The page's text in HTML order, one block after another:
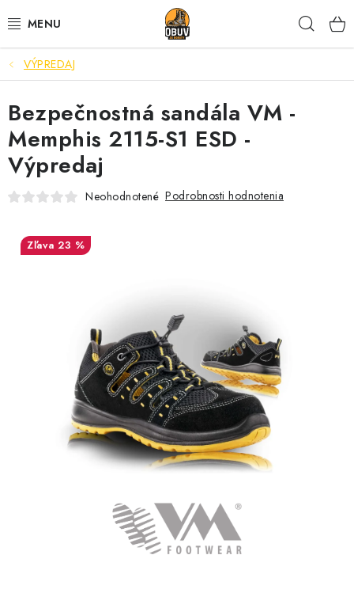
na
PRACOVNÁ A BEZPEČNOSTNÁ OBUV
VOĽNOČASOVÁ OBUV
VÝPREDAJ
VLOŽKY
IMPREGNÁCIA A OCHRANA
BEZPEČNOSTNÉ NORMY A SYMBOLY
OCHRANNÉ PRACOVNÉ POMÔCKY
VÝPREDAJ
Bezpečnostná sandála VM -
Memphis 2115-S1 ESD -
Výpredaj
Neohodnotené Podrobnosti hodnotenia
23 %